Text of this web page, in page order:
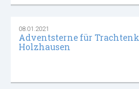
08.01.2021
Adventsterne für
Holzhausen